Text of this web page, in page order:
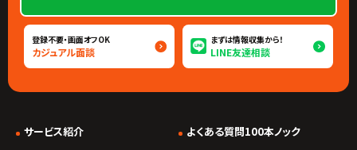
登録不要・画面オフOK
カジュアル面談
まずは情報収集から！
LINE友達相談
サービス紹介 よくある質問100本ノック